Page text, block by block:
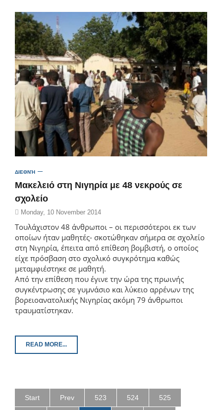
ΔΙΕΘΝΉ
Μακελειό στη Νιγηρία με 48 νεκρούς σε
σχολείο
Monday, 10 November 2014
Τουλάχιστον 48 άνθρωποι – οι περισσότεροι εκ των
οποίων ήταν μαθητές- σκοτώθηκαν σήμερα σε σχολείο
στη Νιγηρία, έπειτα από επίθεση βομβιστή, ο οποίος
είχε πρόσβαση στο σχολικό συγκρότημα καθώς
μεταμφιέστηκε σε μαθητή.
Από την επίθεση που έγινε την ώρα της πρωινής
συγκέντρωσης σε γυμνάσιο και λύκειο αρρένων της
βορειοανατολικής Νιγηρίας ακόμη 79 άνθρωποι
τραυματίστηκαν.
READ MORE...
Start Prev 523 524 525